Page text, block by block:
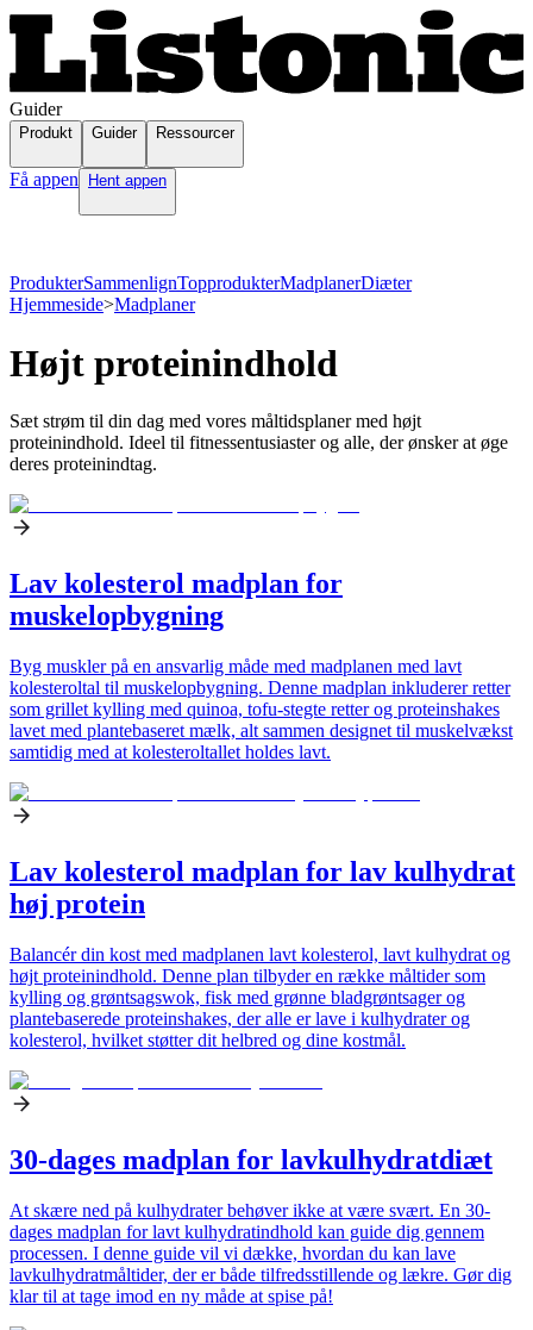
Guider
Produkt Guider Ressourcer
Få appen Hent appen
ProdukterSammenlignTopprodukterMadplanerDiæter
Hjemmeside>Madplaner
Højt proteinindhold
Sæt strøm til din dag med vores måltidsplaner med højt
proteinindhold. Ideel til fitnessentusiaster og alle, der ønsker at øge
deres proteinindtag.
Lav kolesterol madplan for
muskelopbygning
Byg muskler på en ansvarlig måde med madplanen med lavt
kolesteroltal til muskelopbygning. Denne madplan inkluderer retter
som grillet kylling med quinoa, tofu-stegte retter og proteinshakes
lavet med plantebaseret mælk, alt sammen designet til muskelvækst
samtidig med at kolesteroltallet holdes lavt.
Lav kolesterol madplan for lav kulhydrat
høj protein
Balancér din kost med madplanen lavt kolesterol, lavt kulhydrat og
højt proteinindhold. Denne plan tilbyder en række måltider som
kylling og grøntsagswok, fisk med grønne bladgrøntsager og
plantebaserede proteinshakes, der alle er lave i kulhydrater og
kolesterol, hvilket støtter dit helbred og dine kostmål.
30-dages madplan for lavkulhydratdiæt
At skære ned på kulhydrater behøver ikke at være svært. En 30-
dages madplan for lavt kulhydratindhold kan guide dig gennem
processen. I denne guide vil vi dække, hvordan du kan lave
lavkulhydratmåltider, der er både tilfredsstillende og lækre. Gør dig
klar til at tage imod en ny måde at spise på!